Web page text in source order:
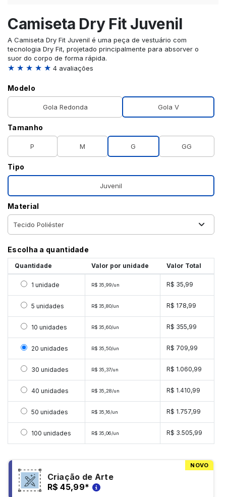
Camiseta Dry Fit Juvenil
A Camiseta Dry Fit Juvenil é uma peça de vestuário com
tecnologia Dry Fit, projetado principalmente para absorver o
suor do corpo de forma rápida.
★ ★ ★ ★ ★ 4 avaliações
Modelo
Gola Redonda Gola V
Tamanho
P M G GG
Tipo
Juvenil
Material
Escolha a quantidade
Quantidade Valor por unidade Valor Total
Selecionar 1 unidade
1 unidade R$ 35,99/un R$ 35,99
Selecionar 5 unidades
5 unidades R$ 35,80/un R$ 178,99
Selecionar 10 unidades
10 unidades R$ 35,60/un R$ 355,99
Selecionar 20 unidades
20 unidades R$ 35,50/un R$ 709,99
Selecionar 30 unidades
30 unidades R$ 35,37/un R$ 1.060,99
Selecionar 40 unidades
40 unidades R$ 35,28/un R$ 1.410,99
Selecionar 50 unidades
50 unidades R$ 35,16/un R$ 1.757,99
Selecionar 100 unidades
100 unidades R$ 35,06/un R$ 3.505,99
NOVO
Criação de Arte
R$ 45,99*